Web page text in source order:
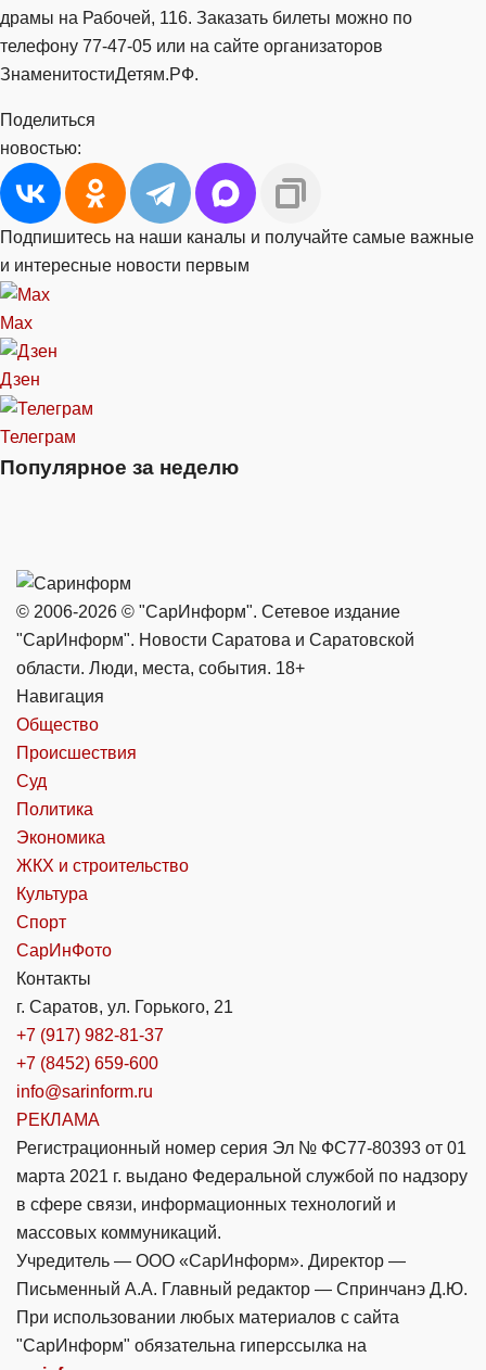
драмы на Рабочей, 116. Заказать билеты можно по
телефону 77-47-05 или на сайте организаторов
ЗнаменитостиДетям.РФ.
Поделиться
новостью:
Подпишитесь на наши каналы и получайте самые важные
и интересные новости первым
Max
Дзен
Телеграм
Популярное за неделю
© 2006-2026 © "СарИнформ". Сетевое издание
"СарИнформ". Новости Саратова и Саратовской
области. Люди, места, события. 18+
Навигация
Общество
Происшествия
Суд
Политика
Экономика
ЖКХ и строительство
Культура
Спорт
СарИнФото
Контакты
г. Саратов, ул. Горького, 21
+7 (917) 982-81-37
+7 (8452) 659-600
info@sarinform.ru
РЕКЛАМА
Регистрационный номер серия Эл № ФС77-80393 от 01
марта 2021 г. выдано Федеральной службой по надзору
в сфере связи, информационных технологий и
массовых коммуникаций.
Учредитель — ООО «СарИнформ». Директор —
Письменный А.А. Главный редактор — Спринчанэ Д.Ю.
При использовании любых материалов с сайта
"СарИнформ" обязательна гиперссылка на